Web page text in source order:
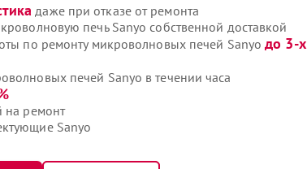
даже при отказе от ремонта
печь Sanyo собственной доставкой
по ремонту микроволновых печей Sanyoдо 3-х
печей Sanyo в течении часа
на ремонт
Sanyo